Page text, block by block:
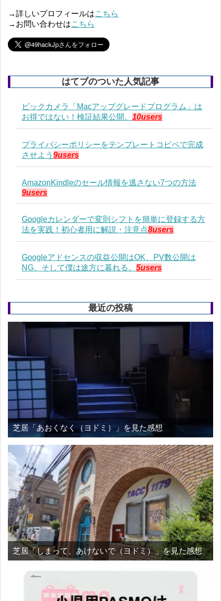
→詳しいプロフィールはこちら
→お問い合わせはこちら
はてブのついた人気記事
ビックカメラ「Macアップグレードプログラム」は
お得ではない！検証結果公開。 10users
プライバシーポリシーをテンプレートコピペで完成
させよう 9users
AmazonKindleのセール情報を逃さない7つの方法
9users
Googleカレンダーで変則シフトを簡単に登録する方
法を実践！初心者用に解説・注意点8users
Googleアドセンスの収益公開はOK、PV数公開は
NG。そして僕は途方に暮れる。 5users
最近の投稿
芝居「あおくなく（ヨドミ）」を見た感想
芝居「しまって、あけないで（ヨドミ）」を見た感想